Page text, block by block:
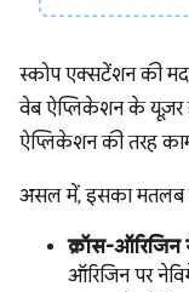
स्कोप एक्सटेंशन की
वेब ऐप्लिकेशन के
ऐप्लिकेशन की तरह
असल में, इसका मतलब
क्रॉस-ऑरिजिन
ऑरिजिन पर